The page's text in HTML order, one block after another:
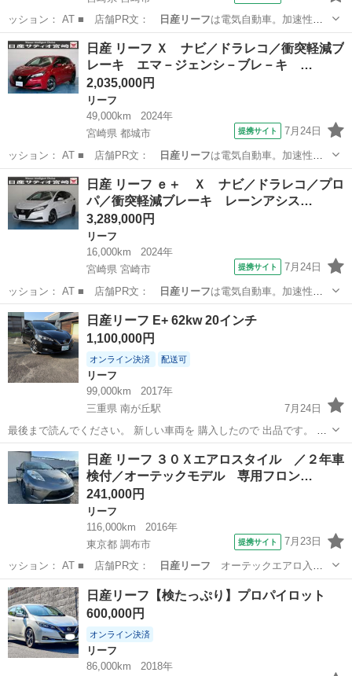
ッション： AT ■ 店舗PR文： 日産リーフは電気自動車。加速性
能。操縦安定性。…
宮崎 宮崎市 リーフ
日産 リーフ Ｘ ナビ／ドラレコ／衝突軽減ブ
レーキ エマ－ジェンシ－ブレ－キ …
2,035,000円
リーフ
49,000km
2024年
宮崎県 都城市
提携サイト 7月24日
ッション： AT ■ 店舗PR文： 日産リーフは電気自動車。加速性
能。操縦安定性。…
宮崎 都城市 リーフ
日産 リーフ ｅ＋ Ｘ ナビ／ドラレコ／プロ
パ／衝突軽減ブレーキ レーンアシス…
3,289,000円
リーフ
16,000km
2024年
宮崎県 宮崎市
提携サイト 7月24日
ッション： AT ■ 店舗PR文： 日産リーフは電気自動車。加速性
能。操縦安定性。…
宮崎 宮崎市 リーフ
日産リーフ E+ 62kw 20インチ
1,100,000円
オンライン決済 配送可
リーフ
99,000km
2017年
三重県 南が丘駅
7月24日
最後まで読んでください。 新しい車両を 購入したので 出品です。 最
新マップ2026年4月版 ABS モーター制御等のCPU最新アップデート済
み ワンオーナー中古購入です。 高速道路快速です。 修復歴は無いと
思います。 ...
三重 津市 南が丘駅
日産 リーフ ３０Ｘエアロスタイル ／２年車
検付／オーテックモデル 専用フロン…
241,000円
リーフ
116,000km
2016年
東京都 調布市
提携サイト 7月23日
ッション： AT ■ 店舗PR文： 日産リーフ オーテックエアロ入荷
しました！人気…
東京 調布市 リーフ
日産リーフ【検たっぷり】プロパイロット
600,000円
オンライン決済
リーフ
86,000km
2018年